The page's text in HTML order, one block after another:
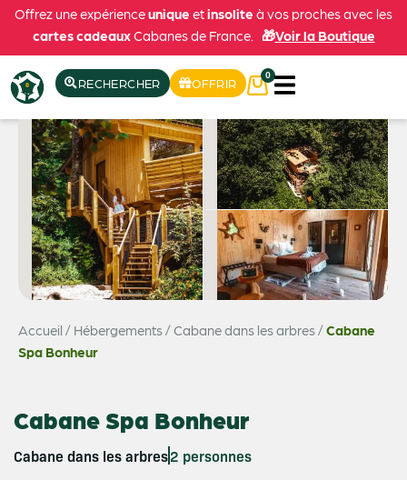
Offrez une expérienceunique etinsolite à vos proches avec les
cartes cadeauxCabanes de France. 🎁Voir la Boutique
RECHERCHER OFFRIR
0
Accueil / Hébergements/Cabane dans les arbres/Cabane
Spa Bonheur
Cabane Spa Bonheur
Cabane dans les arbres2 personnes